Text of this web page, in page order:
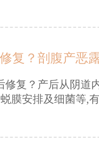
复？剖腹产恶
复？产后从阴道
蜕膜安排及细菌